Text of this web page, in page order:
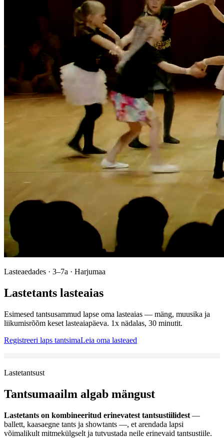
Lasteaedades · 3–7a · Harjumaa
Lastetants lasteaias
Esimesed tantsusammud lapse oma lasteaias — mäng, muusika ja
liikumisrõõm keset lasteaiapäeva. 1x nädalas, 30 minutit.
Registreeri laps tantsimaLeia oma lasteaed
Lastetantsust
Tantsumaailm algab mängust
Lastetants on kombineeritud erinevatest tantsustiilidest —
ballett, kaasaegne tants ja showtants —, et arendada lapsi
võimalikult mitmekülgselt ja tutvustada neile erinevaid tantsustiile.